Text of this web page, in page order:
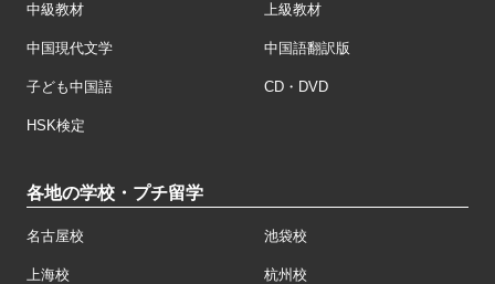
中級教材 上級教材
中国現代文学 中国語翻訳版
子ども中国語 CD・DVD
HSK検定
各地の学校・プチ留学
名古屋校 池袋校
上海校 杭州校